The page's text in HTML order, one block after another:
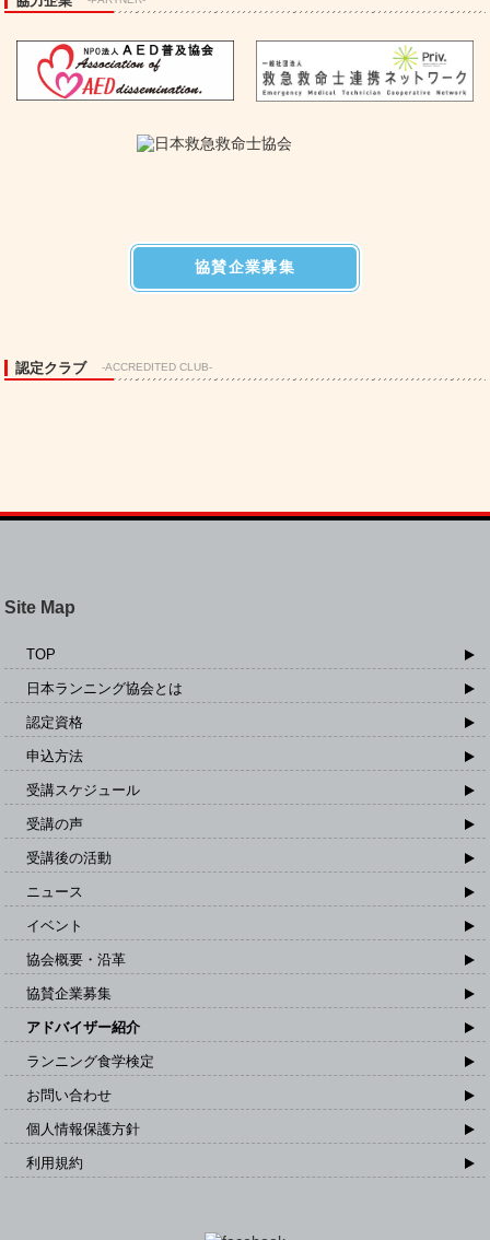
協賛企業募集
認定クラブ -ACCREDITED CLUB-
Site Map
TOP
日本ランニング協会とは
認定資格
申込方法
受講スケジュール
受講の声
受講後の活動
ニュース
イベント
協会概要・沿革
協賛企業募集
アドバイザー紹介
ランニング食学検定
お問い合わせ
個人情報保護方針
利用規約